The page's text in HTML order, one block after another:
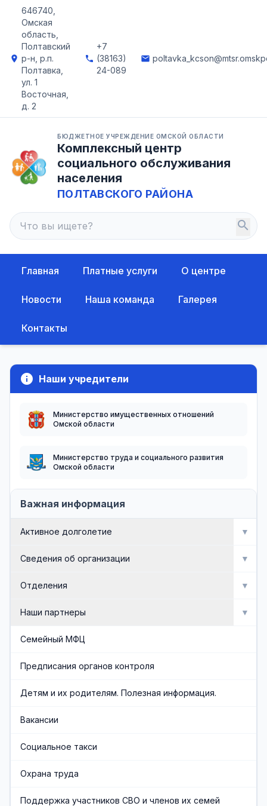
location_on
646740,
Омская
область,
Полтавский
р-н, р.п.
Полтавка,
ул. 1
Восточная,
д. 2
phone
+7
(38163)
24-089
email
БЮДЖЕТНОЕ УЧРЕЖДЕНИЕ ОМСКОЙ ОБЛАСТИ
Комплексный центр
социального обслуживания
населения
ПОЛТАВСКОГО РАЙОНА
search
Главная Платные услуги О центре
Новости Наша команда Галерея
Контакты
info Наши учредители
Министерство имущественных отношений
Омской области
Министерство труда и социального развития
Омской области
Важная информация
Активное долголетие ▼
Мероприятия
Активное долголетие
Сведения об организации ▼
Об организации
Сведения об организации
Доска почета
Документы
Административная служба
Обеспечивающая служба
Учредители организации
Отделения ▼
Отделение социальной реабилитации инвалидов
Отделение профилактики безнадзорности и
организационного обеспечения
граждан пожилого возраста и инвалидов
Наши партнеры ▼
Попечительский совет
Общественные организации
Социальные партнеры
Семейный МФЦ
Предписания органов контроля
Детям и их родителям. Полезная информация.
Вакансии
Социальное такси
Охрана труда
Поддержка участников СВО и членов их семей